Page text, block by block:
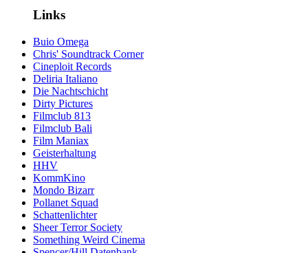
Links
Buio Omega
Chris' Soundtrack Corner
Cineploit Records
Deliria Italiano
Die Nachtschicht
Dirty Pictures
Filmclub 813
Filmclub Bali
Film Maniax
Geisterhaltung
HHV
KommKino
Mondo Bizarr
Pollanet Squad
Schattenlichter
Sheer Terror Society
Something Weird Cinema